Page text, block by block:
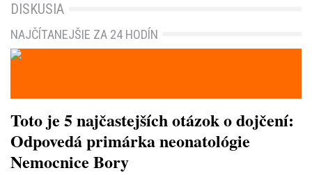
DISKUSIA
NAJČÍTANEJŠIE ZA 24 HODÍN
Toto je 5 najčastejších otázok o dojčení:
Odpovedá primárka neonatológie
Nemocnice Bory